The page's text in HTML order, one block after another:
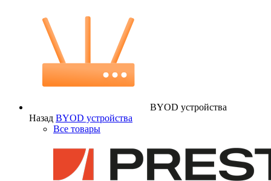
BYOD устройства
Назад BYOD устройства
Все товары